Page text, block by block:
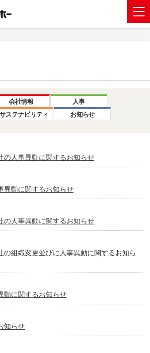
ステナビリティ
ー
て
リシー
会社情報
人事
サステナビリティ
お知らせ
の人事異動に関するお知らせ
異動に関するお知らせ
の人事異動に関するお知らせ
の組織変更並びに人事異動に関するお知ら
動に関するお知らせ
知らせ